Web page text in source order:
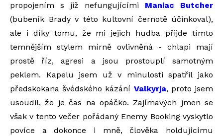
propojením s již nefungujícími Maniac Butcher
(bubeník Brady v této kultovní černotě účinkoval),
ale i díky tomu, že mi jejich hudba přijde tímto
temnějším stylem mírně ovlivněná - chlapi mají
prostě říz, agresi a jsou prostouplí samotným
peklem. Kapelu jsem už v minulosti spatřil jako
předskokana švédského kázání Valkyrja, proto jsem
usoudil, že je čas na opáčko. Zajímavých jmen se
však v tento večer pořádaný Enemy Booking vyskytlo
povíce a dokonce i mně, člověka holdujícímu